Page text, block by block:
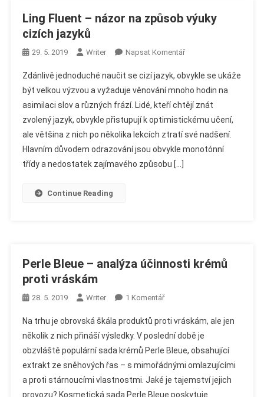
Ling Fluent – názor na způsob výuky
cizích jazyků
29. 5. 2019 Writer Napsat KomentářOn
Fluent
–
Názor
Na
Způsob
Výuky
Zdánlivě jednoduché naučit se cizí jazyk, obvykle se ukáže
být velkou výzvou a vyžaduje věnování mnoho hodin na
asimilaci slov a různých frází. Lidé, kteří chtějí znát
zvolený jazyk, obvykle přistupují k optimistickému učení,
ale většina z nich po několika lekcích ztratí své nadšení.
Hlavním důvodem odrazování jsou obvykle monotónní
třídy a nedostatek zajímavého způsobu […]
Continue Reading
Perle Bleue – analýza účinnosti krémů
proti vráskám
28. 5. 2019 Writer 1 KomentářU
S
Názvem
Perle
Bleue
–
Analýza
Na trhu je obrovská škála produktů proti vráskám, ale jen
několik z nich přináší výsledky. V poslední době je
obzvláště populární sada krémů Perle Bleue, obsahující
extrakt ze sněhových řas – s mimořádnými omlazujícími
a proti stárnoucími vlastnostmi. Jaké je tajemství jejich
provozu? Kosmetická sada Perle Bleue poskytuje